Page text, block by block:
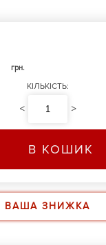
грн.
КІЛЬКІСТЬ:
< >
В КОШИК
ВАША ЗНИЖКА